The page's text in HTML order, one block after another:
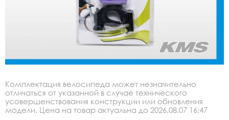
Комплектация велосипеда может незначительно
отличаться от указанной в случае технического
усовершенствования конструкции или обновления
модели. Цена на товар актуальна до 2026.08.07 16:47